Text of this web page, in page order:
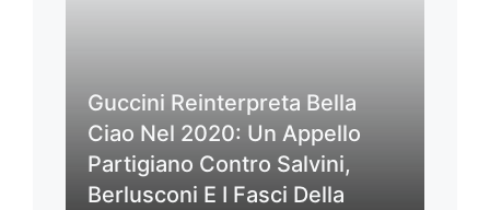
Guccini Reinterpreta Bella
Ciao Nel 2020: Un Appello
Partigiano Contro Salvini,
Berlusconi E I Fasci Della